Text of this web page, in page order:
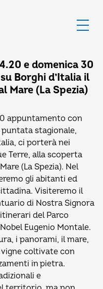
e domenica 30
Borghi d’Italia il
Mare (La Spezia)
appuntamento con
puntata stagionale,
ci porterà nei
Terre, alla scoperta
(La Spezia). Nel
gli abitanti ed
Visiteremo il
di Nostra Signora
del Parco
Eugenio Montale.
i panorami, il mare,
coltivate con
in pietra.
e